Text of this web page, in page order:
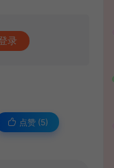
录
点赞 (5)